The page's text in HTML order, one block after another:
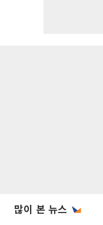
많이 본 뉴스